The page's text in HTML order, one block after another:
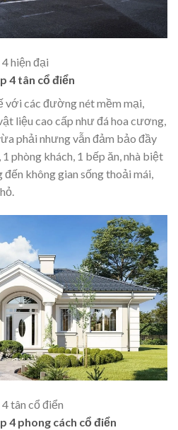
hiện đại
4 tân cổ điển
các đường nét mềm mại,
liệu cao cấp như đá hoa cương,
phải nhưng vẫn đảm bảo đầy
phòng khách, 1 bếp ăn, nhà biệt
không gian sống thoải mái,
tân cổ điển
4 phong cách cổ điển